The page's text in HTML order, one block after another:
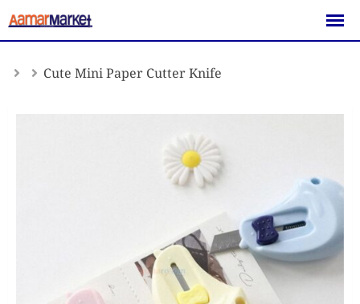
Skip
to
Cute Mini Paper Cutter Knife